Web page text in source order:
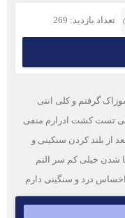
تعداد بازدید: 269
بیماری سوزاک گرفتم و کلی انتی
تست کشت ادرارم منفی
از بلند کردن سنکینی و
شدن خیلی کم سر التم
درد و سنگینی دارم